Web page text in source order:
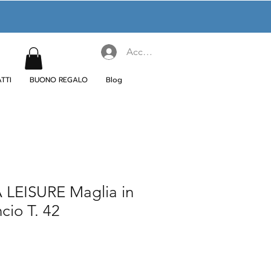
Accedi
BUONO REGALO Blog
Maglia in
T. 42